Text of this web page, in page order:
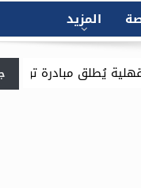
المزيد
للمنازل عبر الخط